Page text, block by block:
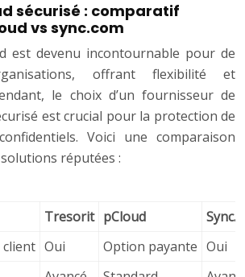
sécurisé : comparatif
vs sync.com
est devenu incontournable pour de
offrant flexibilité et
le choix d’un fournisseur de
est crucial pour la protection de
Voici une comparaison
réputées :
Tresorit pCloud
Oui Option payante Oui